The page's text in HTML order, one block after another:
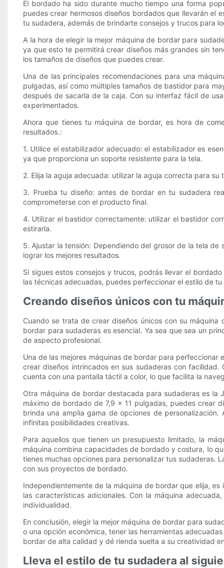
El bordado ha sido durante mucho tiempo una forma
puedes crear hermosos diseños bordados que llevarán el
tu sudadera, además de brindarte consejos y trucos para
A la hora de elegir la mejor máquina de bordar para
ya que esto te permitirá crear diseños más grandes sin
los tamaños de diseños que puedes crear.
Una de las principales recomendaciones para una
pulgadas, así como múltiples tamaños de bastidor para
después de sacarla de la caja. Con su interfaz fácil de
experimentados.
Ahora que tienes tu máquina de bordar, es hora de
resultados.:
1. Utilice el estabilizador adecuado: el estabilizador es
ya que proporciona un soporte resistente para la tela.
2. Elija la aguja adecuada: utilizar la aguja correcta para
3. Prueba tu diseño: antes de bordar en tu sudadera
comprometerse con el producto final.
4. Utilizar el bastidor correctamente: utilizar el bastidor
estirarla.
5. Ajustar la tensión: Dependiendo del grosor de la tela
lograr los mejores resultados.
Si sigues estos consejos y trucos, podrás llevar el
las técnicas adecuadas, puedes perfeccionar el estilo de
Creando diseños únicos con tu
Cuando se trata de crear diseños únicos con su
bordar para sudaderas es esencial. Ya sea que sea un
de aspecto profesional.
Una de las mejores máquinas de bordar para
crear diseños intrincados en sus sudaderas con
cuenta con una pantalla táctil a color, lo que facilita la
Otra máquina de bordar destacada para sudaderas es la
máximo de bordado de 7,9 x 11 pulgadas, puedes crear
brinda una amplia gama de opciones de
infinitas posibilidades creativas.
Para aquellos que tienen un presupuesto limitado, la
máquina combina capacidades de bordado y costura, lo
tienes muchas opciones para personalizar tus sudaderas.
con sus proyectos de bordado.
Independientemente de la máquina de bordar que elija,
las características adicionales. Con la máquina
individualidad.
En conclusión, elegir la mejor máquina de bordar para
o una opción económica, tener las herramientas
bordar de alta calidad y dé rienda suelta a su creatividad
Lleva el estilo de tu sudadera al